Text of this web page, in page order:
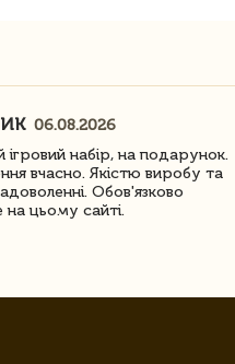
06.08.2026
набір, на подарунок.
вчасно. Якістю виробу та
Обов'язково
цьому сайті.